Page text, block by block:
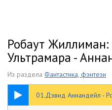
Робаут
Ультрамара -
Из раздела Фантастика, фэнтези
01.Дэвид Аннандейл -
16:03